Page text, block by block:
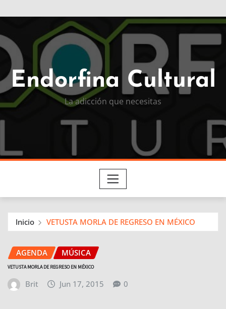
Endorfina Cultural
La adicción que necesitas
Inicio VETUSTA MORLA DE REGRESO EN MÉXICO
AGENDA MÚSICA
VETUSTA MORLA DE REGRESO EN MÉXICO
Brit Jun 17, 2015 0